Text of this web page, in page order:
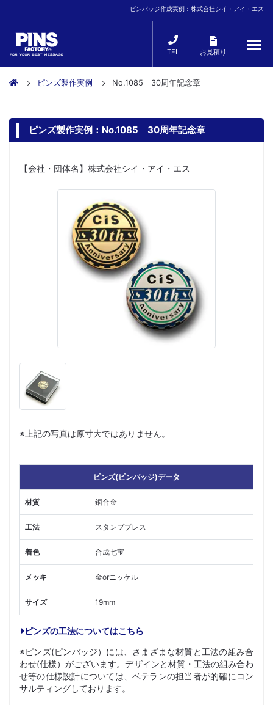
ピンバッジ作成実例：株式会社シイ・アイ・エス
TEL お見積り
ピンズ製作実例 No.1085 30周年記念章
ピンズ製作実例：No.1085 30周年記念章
【会社・団体名】株式会社シイ・アイ・エス
※上記の写真は原寸大ではありません。
ピンズ(ピンバッジ)データ
材質 銅合金
工法 スタンププレス
着色 合成七宝
メッキ 金orニッケル
サイズ 19mm
ピンズの工法についてはこちら
※ピンズ(ピンバッジ）には、さまざまな材質と工法の組み合
わせ(仕様）がございます。デザインと材質・工法の組み合わ
せ等の仕様設計については、ベテランの担当者が的確にコン
サルティングしております。